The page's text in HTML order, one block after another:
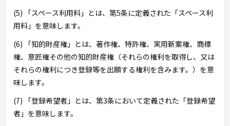
(5) 「スペース利用料」とは、第5条に定義された「スペース利
用料」を意味します。
(6) 「知的財産権」とは、著作権、特許権、実用新案権、商標
権、意匠権その他の知的財産権（それらの権利を取得し、又は
それらの権利につき登録等を出願する権利を含みます。）を意
味します。
(7) 「登録希望者」とは、第3条において定義された「登録希望
者」を意味します。